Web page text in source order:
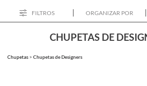
FILTROS ORGANIZAR POR
CHUPETAS DE
Chupetas > Chupetas de Designers